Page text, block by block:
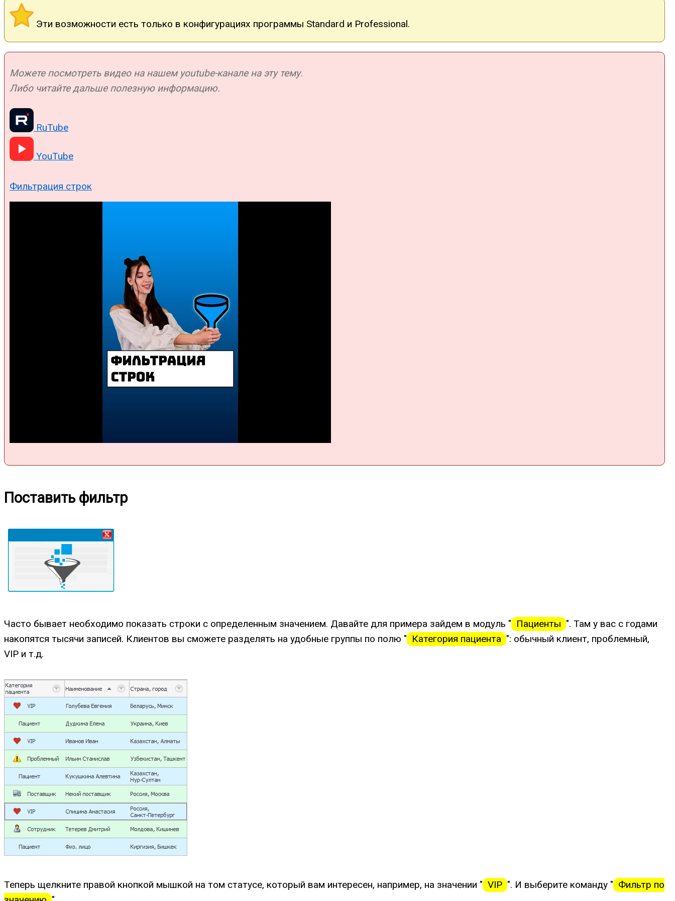
Эти возможности есть только в конфигурациях программы Standard и Professional.
Можете посмотреть видео на нашем youtube-канале на эту тему.
Либо читайте дальше полезную информацию.
RuTube
YouTube
Фильтрация строк
Поставить фильтр
Часто бывает необходимо показать строки с определенным значением. Давайте для примера зайдем в модуль " Пациенты ". Там у вас с годами
накопятся тысячи записей. Клиентов вы сможете разделять на удобные группы по полю " Категория пациента ": обычный клиент, проблемный,
VIP и т.д.
Теперь щелкните правой кнопкой мышкой на том статусе, который вам интересен, например, на значении " VIP ". И выберите команду " Фильтр по